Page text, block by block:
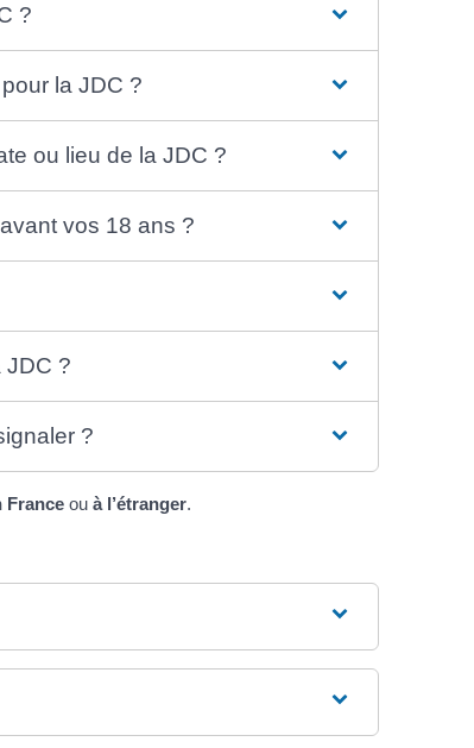
?
la JDC ?
ou lieu de la JDC ?
vos 18 ans ?
JDC ?
?
France ou à l’étranger.